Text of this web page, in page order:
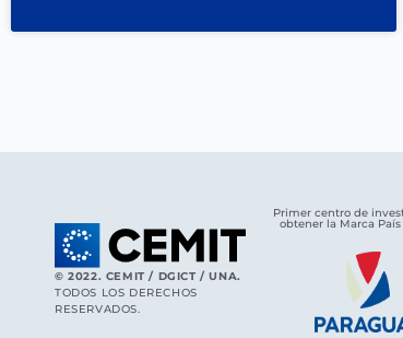
© 2022. CEMIT / DGICT / UNA.
TODOS LOS DERECHOS
RESERVADOS.
Primer centro de
obtener la Marca